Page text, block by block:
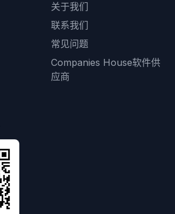
关于我们
联系我们
常见问题
Companies House软件供
应商